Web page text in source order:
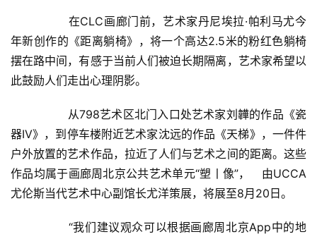
年新创作的《距离躺椅》，将一个高达2.5米的粉红色躺椅
摆在路中间，有感于当前人们被迫长期隔离，艺术家希望以
此鼓励人们走出心理阴影。
器IV》，到停车楼附近艺术家沈远的作品《天梯》，一件件
户外放置的艺术作品，拉近了人们与艺术之间的距离。这些
作品均属于画廊周北京公共艺术单元“塑丨像”，   由UCCA
尤伦斯当代艺术中心副馆长尤洋策展，将展至8月20日。